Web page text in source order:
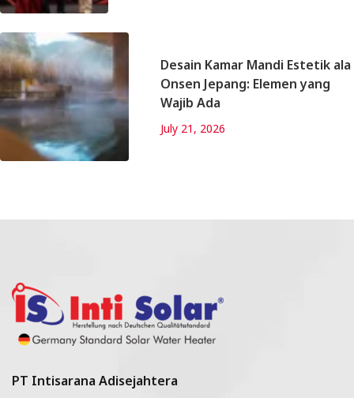
Desain Kamar Mandi Estetik ala
Onsen Jepang: Elemen yang
Wajib Ada
July 21, 2026
PT Intisarana Adisejahtera